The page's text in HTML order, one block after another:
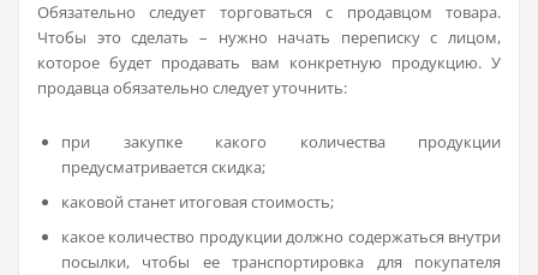
Обязательно следует торговаться с продавцом товара.
Чтобы это сделать – нужно начать переписку с лицом,
которое будет продавать вам конкретную продукцию. У
продавца обязательно следует уточнить:
при закупке какого количества продукции
предусматривается скидка;
каковой станет итоговая стоимость;
какое количество продукции должно содержаться внутри
посылки, чтобы ее транспортировка для покупателя